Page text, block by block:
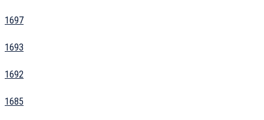
1697
1693
1692
1685